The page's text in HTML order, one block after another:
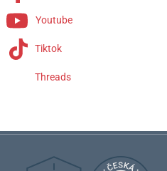
Youtube
Tiktok
Threads